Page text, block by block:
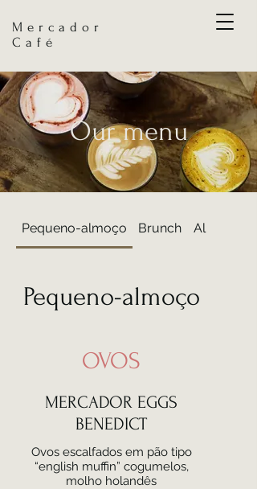
Mercador
Café
Our menu
Pequeno-almoço Brunch Almoço
Pequeno-almoço
OVOS
MERCADOR EGGS
BENEDICT
Ovos escalfados em pão tipo
“english muffin” cogumelos,
molho holandês